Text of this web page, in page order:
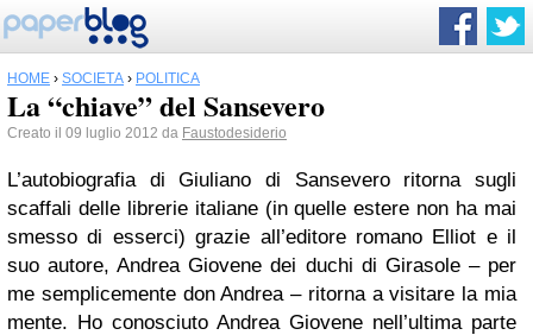
HOME › SOCIETÀ › POLITICA
La “chiave” del Sansevero
Creato il 09 luglio 2012 da Faustodesiderio
L’autobiografia di Giuliano di Sansevero ritorna sugli
scaffali delle librerie italiane (in quelle estere non ha mai
smesso di esserci) grazie all’editore romano Elliot e il
suo autore, Andrea Giovene dei duchi di Girasole – per
me semplicemente don Andrea – ritorna a visitare la mia
mente. Ho conosciuto Andrea Giovene nell’ultima parte